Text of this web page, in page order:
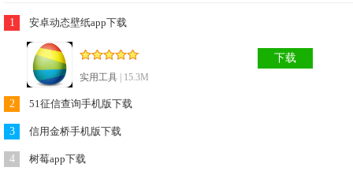
1 安卓动态壁纸app下载
实用工具 | 15.3M
下载
2 51征信查询手机版下载
3 信用金桥手机版下载
4 树莓app下载